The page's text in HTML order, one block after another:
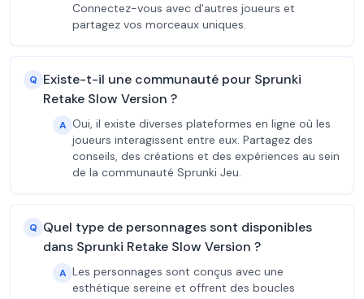
Connectez-vous avec d'autres joueurs et
partagez vos morceaux uniques.
Q Existe-t-il une communauté pour Sprunki
Retake Slow Version ?
A Oui, il existe diverses plateformes en ligne où les
joueurs interagissent entre eux. Partagez des
conseils, des créations et des expériences au sein
de la communauté Sprunki Jeu.
Q Quel type de personnages sont disponibles
dans Sprunki Retake Slow Version ?
A Les personnages sont conçus avec une
esthétique sereine et offrent des boucles